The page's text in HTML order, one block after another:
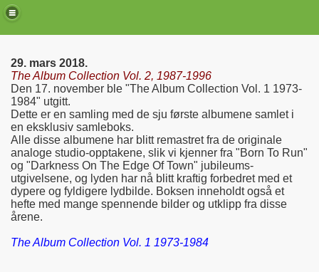
29. mars 2018.
The Album Collection Vol. 2, 1987-1996
Den 17. november ble "The Album Collection Vol. 1 1973-
1984" utgitt.
Dette er en samling med de sju første albumene samlet i
en eksklusiv samleboks.
Alle disse albumene har blitt remastret fra de originale
analoge studio-opptakene, slik vi kjenner fra "Born To Run"
og "Darkness On The Edge Of Town" jubileums-
utgivelsene, og lyden har nå blitt kraftig forbedret med et
dypere og fyldigere lydbilde. Boksen inneholdt også et
hefte med mange spennende bilder og utklipp fra disse
årene.
The Album Collection Vol. 1 1973-1984